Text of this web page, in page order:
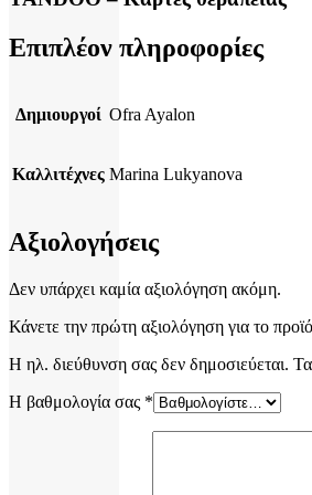
Επιπλέον πληροφορίες
Δημιουργοί Ofra Ayalon
Καλλιτέχνες Marina Lukyanova
Αξιολογήσεις
Δεν υπάρχει καμία αξιολόγηση ακόμη.
Κάνετε την πρώτη αξιολόγηση για το
Η ηλ. διεύθυνση σας δεν δημοσιεύεται.
Η βαθμολογία σας *